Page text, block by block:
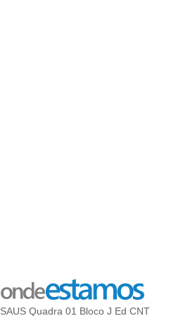
SAUS Quadra 01 Bloco J Ed CNT